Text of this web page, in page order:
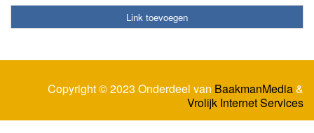
Link toevoegen
Copyright © 2023 Onderdeel van BaakmanMedia&
Vrolijk Internet Services